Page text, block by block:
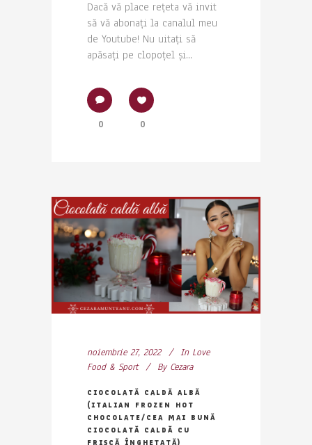
Dacă vă place rețeta vă invit
să vă abonați la canalul meu
de Youtube! Nu uitați să
apăsați pe clopoțel și...
0 0
noiembrie 27, 2022 In Love
Food & Sport
By Cezara
CIOCOLATĂ CALDĂ ALBĂ
(ITALIAN FROZEN HOT
CHOCOLATE/CEA MAI BUNĂ
CIOCOLATĂ CALDĂ CU
FRIȘCĂ ÎNGHEȚATĂ)